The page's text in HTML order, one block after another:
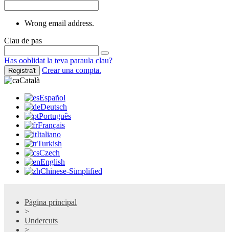
Wrong email address.
Clau de pas
Has ooblidat la teva paraula clau?
Registra't
Crear una compta.
Català
Español
Deutsch
Português
Français
Italiano
Turkish
Czech
English
Chinese-Simplified
Pàgina principal
>
Undercuts
>